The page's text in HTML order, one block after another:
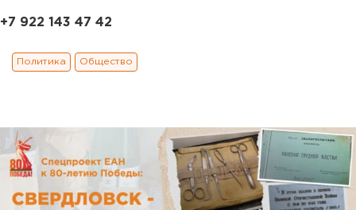
+7 922 143 47 42
Политика Общество